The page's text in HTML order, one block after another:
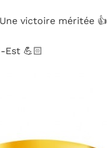
victoire méritée 👍
💪🏻